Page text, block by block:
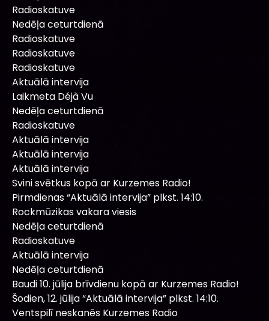
Radioskatuve
Nedēļa ceturtdienā
Radioskatuve
Radioskatuve
Radioskatuve
Aktuālā intervija
Laikmeta Déjà Vu
Nedēļa ceturtdienā
Radioskatuve
Aktuālā intervija
Aktuālā intervija
Aktuālā intervija
Svini svētkus kopā ar Kurzemes Radio!
Pirmdienas “Aktuālā intervija” plkst. 14:10.
Rockmūzikas vakara viesis
Nedēļa ceturtdienā
Radioskatuve
Aktuālā intervija
Nedēļa ceturtdienā
Baudi 10. jūlija brīvdienu kopā ar Kurzemes Radio!
Šodien, 12. jūlija “Aktuālā intervija” plkst. 14:10.
Ventspilī neskanēs Kurzemes Radio